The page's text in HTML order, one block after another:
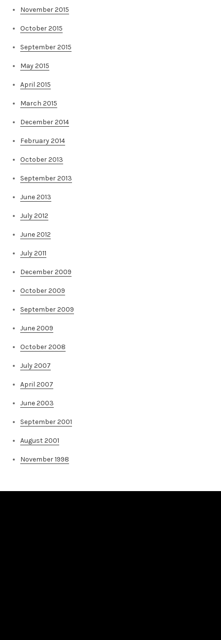
November 2015
October 2015
September 2015
May 2015
April 2015
March 2015
December 2014
February 2014
October 2013
September 2013
June 2013
July 2012
June 2012
July 2011
December 2009
October 2009
September 2009
June 2009
October 2008
July 2007
April 2007
June 2003
September 2001
August 2001
November 1998